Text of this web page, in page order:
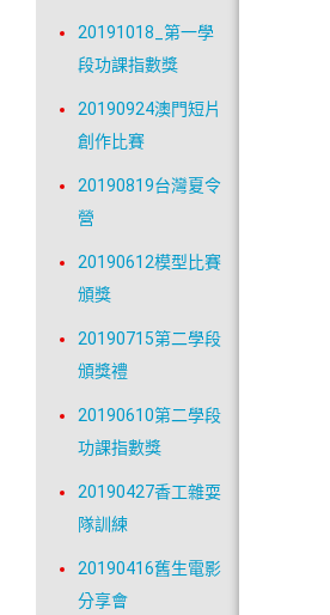
20191018_第一學
段功課指數獎
20190924澳門短片
創作比賽
20190819台灣夏令
營
20190612模型比賽
頒獎
20190715第二學段
頒獎禮
20190610第二學段
功課指數獎
20190427香工雜耍
隊訓練
20190416舊生電影
分享會